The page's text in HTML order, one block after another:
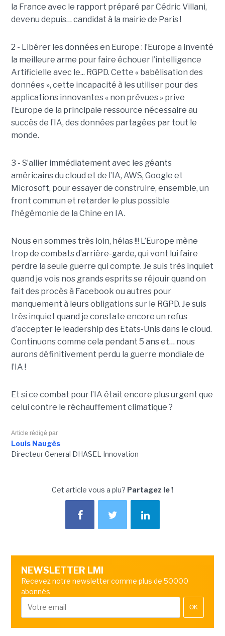
la France avec le rapport préparé par Cédric Villani,
devenu depuis… candidat à la mairie de Paris !
2 - Libérer les données en Europe : l’Europe a inventé
la meilleure arme pour faire échouer l’intelligence
Artificielle avec le... RGPD. Cette « babélisation des
données », cette incapacité à les utiliser pour des
applications innovantes « non prévues » prive
l’Europe de la principale ressource nécessaire au
succès de l’IA, des données partagées par tout le
monde.
3 - S’allier immédiatement avec les géants
américains du cloud et de l’IA, AWS, Google et
Microsoft, pour essayer de construire, ensemble, un
front commun et retarder le plus possible
l’hégémonie de la Chine en IA.
Nous en sommes très loin, hélas !!! L’Europe mène
trop de combats d’arrière-garde, qui vont lui faire
perdre la seule guerre qui compte. Je suis très inquiet
quand je vois nos grands esprits se réjouir quand on
fait des procès à Facebook ou autres pour
manquement à leurs obligations sur le RGPD. Je suis
très inquiet quand je constate encore un refus
d’accepter le leadership des Etats-Unis dans le cloud.
Continuons comme cela pendant 5 ans et… nous
aurons définitivement perdu la guerre mondiale de
l’IA !
Et si ce combat pour l’IA était encore plus urgent que
celui contre le réchauffement climatique ?
Article rédigé par
Louis Naugès
Directeur General DHASEL Innovation
Cet article vous a plu? Partagez le !
NEWSLETTER LMI
Recevez notre newsletter comme plus de 50000
abonnés
OK